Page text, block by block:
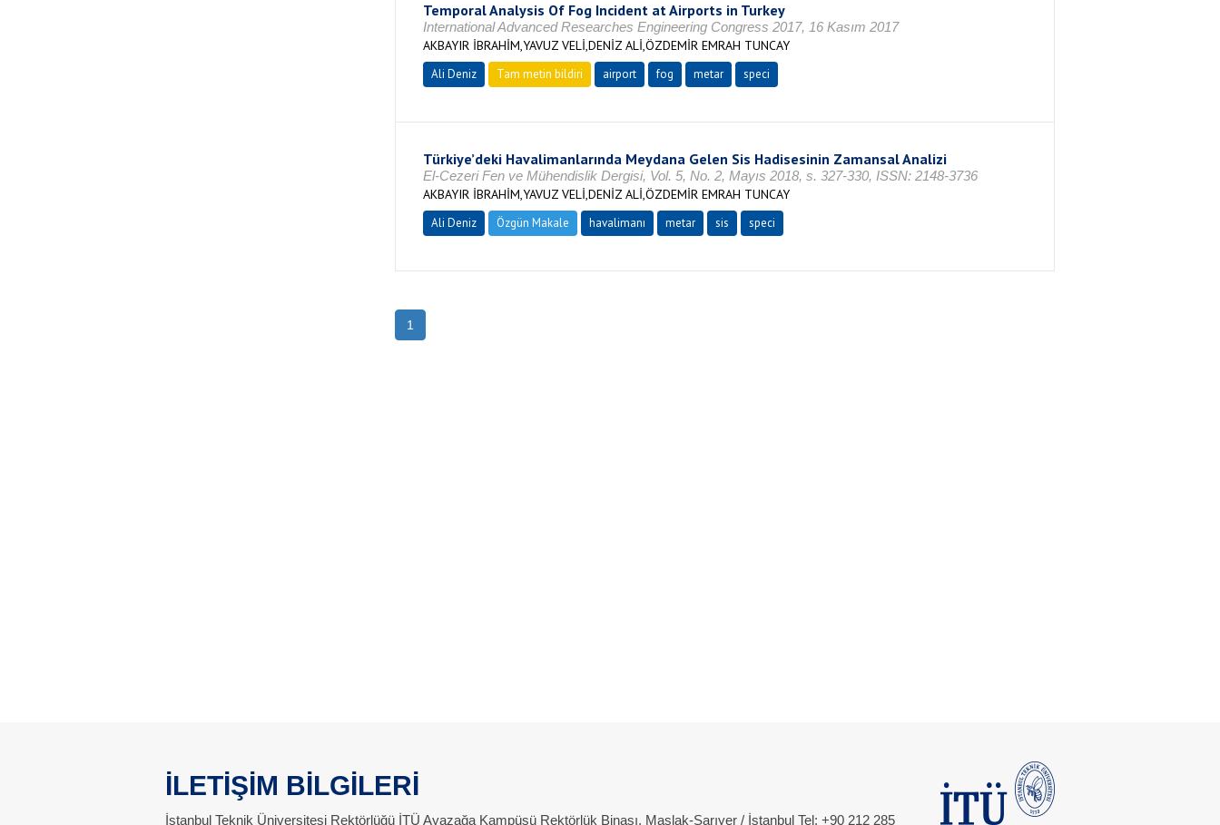
Temporal Analysis Of Fog Incident at Airports in Turkey
International Advanced Researches Engineering Congress 2017, 16 Kasım 2017
AKBAYIR İBRAHİM,YAVUZ VELİ,DENİZ ALİ,ÖZDEMİR EMRAH TUNCAY
Ali Deniz Tam metin bildiri airport fog metar speci
Türkiye’deki Havalimanlarında Meydana Gelen Sis Hadisesinin Zamansal Analizi
El-Cezeri Fen ve Mühendislik Dergisi, Vol. 5, No. 2, Mayıs 2018, s. 327-330, ISSN: 2148-3736
AKBAYIR İBRAHİM,YAVUZ VELİ,DENİZ ALİ,ÖZDEMİR EMRAH TUNCAY
Ali Deniz Özgün Makale havalimanı metar sis speci
1
İLETİŞİM BİLGİLERİ
İstanbul Teknik Üniversitesi Rektörlüğü İTÜ Ayazağa Kampüsü Rektörlük Binası, Maslak-Sarıyer / İstanbul Tel: +90 212 285